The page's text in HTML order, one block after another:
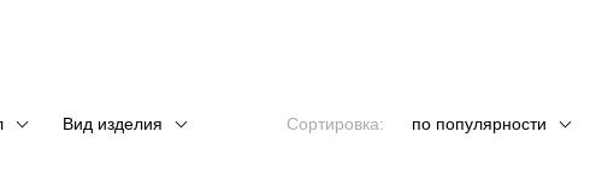
Вид изделия Сортировка: по популярности